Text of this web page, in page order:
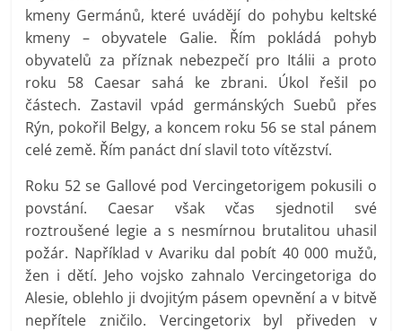
kmeny Germánů, které uvádějí do pohybu keltské
kmeny – obyvatele Galie. Řím pokládá pohyb
obyvatelů za příznak nebezpečí pro Itálii a proto
roku 58 Caesar sahá ke zbrani. Úkol řešil po
částech. Zastavil vpád germánských Suebů přes
Rýn, pokořil Belgy, a koncem roku 56 se stal pánem
celé země. Řím panáct dní slavil toto vítězství.
Roku 52 se Gallové pod Vercingetorigem pokusili o
povstání. Caesar však včas sjednotil své
roztroušené legie a s nesmírnou brutalitou uhasil
požár. Například v Avariku dal pobít 40 000 mužů,
žen i dětí. Jeho vojsko zahnalo Vercingetoriga do
Alesie, oblehlo ji dvojitým pásem opevnění a v bitvě
nepřítele zničilo. Vercingetorix byl přiveden v